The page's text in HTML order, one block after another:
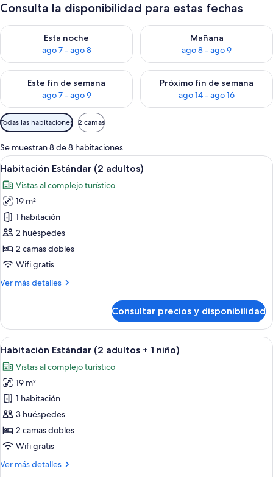
Consulta la disponibilidad para estas fechas
Esta noche
ago 7 - ago 8
Consulta la disponibilidad para esta noche, ago 7 - ago 8
Mañana
ago 8 - ago 9
Consulta la disponibilidad
Este fin de semana
ago 7 - ago 9
Consulta la disponibilidad para este fin de semana, ago 7 -
Próximo fin de semana
ago 14 - ago 16
Consulta la disponibilidad
Filtros
disponibles
para
las
habitaciones
Todas las habitaciones 2 camas
Se muestran 8 de 8 habitaciones
Abrir
todas
las
fotos
de
Habitación
Estándar
(2
adultos)
Minibar, caja fuerte, escritorio y wifi
12
Habitación Estándar (2 adultos)
Vistas al complejo turístico
19 m²
1 habitación
2 huéspedes
2 camas dobles
Wifi gratis
Ver más detalles
Más
Estándar
(2
adultos)
Consultar precios y disponibilidad
Abrir
todas
las
fotos
de
Habitación
Estándar
(2
adultos
+
Minibar, caja fuerte, escritorio y wifi
8
Habitación Estándar (2 adultos + 1 niño)
Vistas al complejo turístico
19 m²
1 habitación
3 huéspedes
2 camas dobles
Wifi gratis
Ver más detalles
Más